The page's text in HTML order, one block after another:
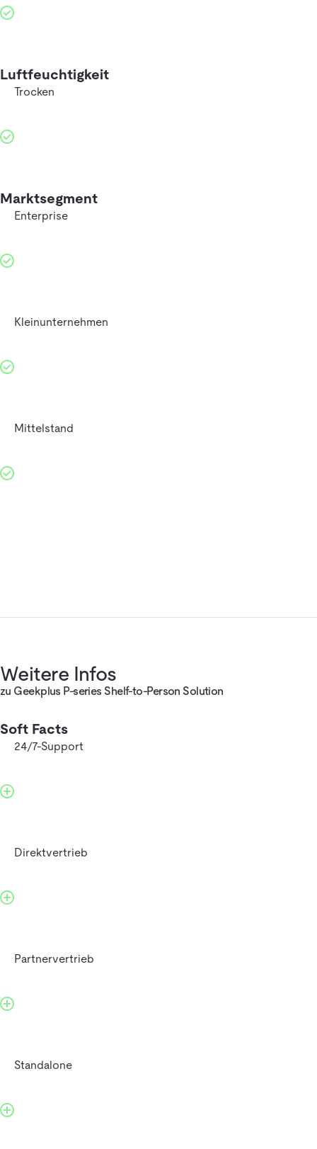
Luftfeuchtigkeit
Trocken
Marktsegment
Enterprise
Kleinunternehmen
Mittelstand
Weitere Infos
zu Geekplus P-series Shelf-to-Person Solution
Soft Facts
24/7-Support
Direktvertrieb
Partnervertrieb
Standalone